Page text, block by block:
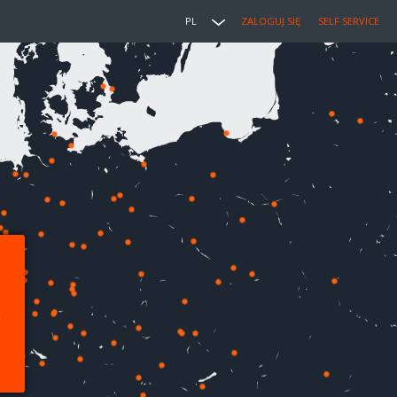
PL ZALOGUJ SIĘ SELF SERVICE